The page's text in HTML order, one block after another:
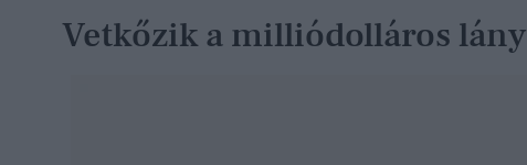
Vetkőzik a milliódolláros lány